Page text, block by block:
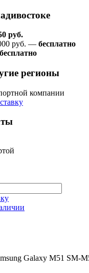
руб.
руб. — бесплатно
бесплатно
регионы
компании
Galaxy M51 SM-